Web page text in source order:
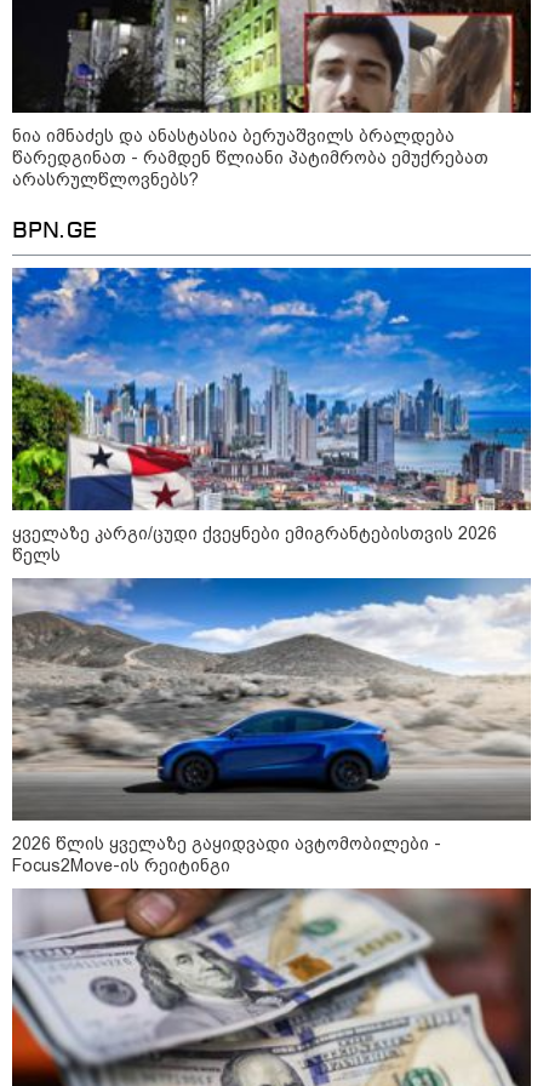
ბავშვმა, რომელიც 9 თვის
განმავლობაში
წარმოუდგენელი
ფსიქოლოგიური ტერორის ქვეშ
არის" - რას აცხადებს ნია
იმნაძის ადვოკატი?
კატეგორიის ყველა სიახლე
რატომ ჩაბნელდა საქართველო
მესამედ: საბოტაჟი, ტექნიკური
ხარვეზი თუ
არაპროფესიონალიზმი?! -
სანდრო თვალჭრელიძის ანალიზი
ჩაკეტილი „პოლიტიკური
სამკუთხედი“ - კულუარული
თამაშები, რომლებიც დიდი
სისხლის ფასად ჯდება
„ოქტომბრისთვის საქართველოს
„ორ სკამზე ჯდომის“
შესაძლებლობა შეიძლება
დასრულდეს“ - მირიან
მირიანაშვილის ანალიზი
ჯარისკაცი, რომელიც 29 წელი
იბრძოდა, რადგან ომის
დამთავრების არ სჯეროდა...
მეცნიერება
ნია იმნაძეს და ანასტასია ბერუაშვილს ბრალდება
წარედგინათ - რამდენ წლიანი პატიმრობა ემუქრებათ
არასრულწლოვნებს?
BPN.GE
ყველაზე კარგი/ცუდი ქვეყნები ემიგრანტებისთვის 2026
წელს
2026 წლის ყველაზე გაყიდვადი ავტომობილები -
Focus2Move-ის რეიტინგი